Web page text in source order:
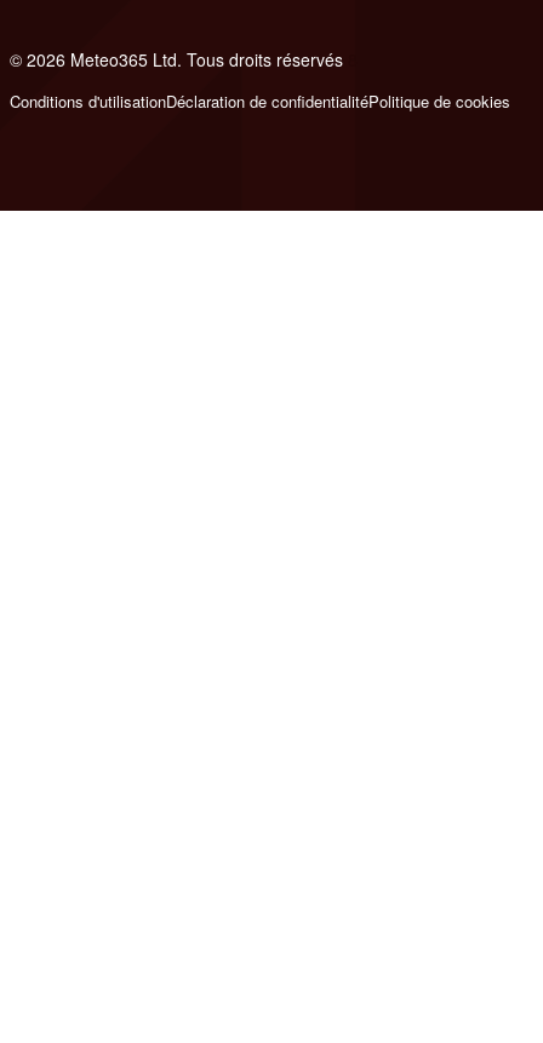
© 2026 Meteo365 Ltd. Tous droits réservés
Conditions d'utilisationDéclaration de confidentialitéPolitique de cookies